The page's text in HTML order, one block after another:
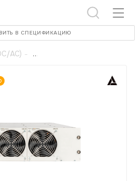
AC) -
В СПЕЦИФИКАЦИЮ